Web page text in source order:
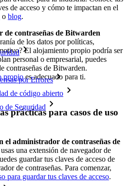
por Errores
de código abierto
de Seguridad
de acceso y cómo te impactan en el
o blog.
contraseñas de Bitwarden
de los datos por políticas,
El alojamiento propio podría ser
personal o empresarial, puedes
contraseñas de Bitwarden.
propioes adecuado para ti.
prácticas para casos de uso
el administrador de contraseñas de
una extensión de navegador de
guardar tus claves de acceso de
de contraseñas. Para comenzar,
para guardar tus claves de acceso.